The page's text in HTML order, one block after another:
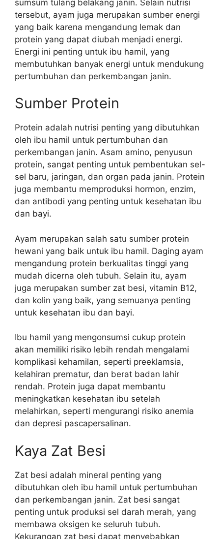
sumsum tulang belakang janin. Selain nutrisi
tersebut, ayam juga merupakan sumber energi
yang baik karena mengandung lemak dan
protein yang dapat diubah menjadi energi.
Energi ini penting untuk ibu hamil, yang
membutuhkan banyak energi untuk mendukung
pertumbuhan dan perkembangan janin.
Sumber Protein
Protein adalah nutrisi penting yang dibutuhkan
oleh ibu hamil untuk pertumbuhan dan
perkembangan janin. Asam amino, penyusun
protein, sangat penting untuk pembentukan sel-
sel baru, jaringan, dan organ pada janin. Protein
juga membantu memproduksi hormon, enzim,
dan antibodi yang penting untuk kesehatan ibu
dan bayi.
Ayam merupakan salah satu sumber protein
hewani yang baik untuk ibu hamil. Daging ayam
mengandung protein berkualitas tinggi yang
mudah dicerna oleh tubuh. Selain itu, ayam
juga merupakan sumber zat besi, vitamin B12,
dan kolin yang baik, yang semuanya penting
untuk kesehatan ibu dan bayi.
Ibu hamil yang mengonsumsi cukup protein
akan memiliki risiko lebih rendah mengalami
komplikasi kehamilan, seperti preeklamsia,
kelahiran prematur, dan berat badan lahir
rendah. Protein juga dapat membantu
meningkatkan kesehatan ibu setelah
melahirkan, seperti mengurangi risiko anemia
dan depresi pascapersalinan.
Kaya Zat Besi
Zat besi adalah mineral penting yang
dibutuhkan oleh ibu hamil untuk pertumbuhan
dan perkembangan janin. Zat besi sangat
penting untuk produksi sel darah merah, yang
membawa oksigen ke seluruh tubuh.
Kekurangan zat besi dapat menyebabkan